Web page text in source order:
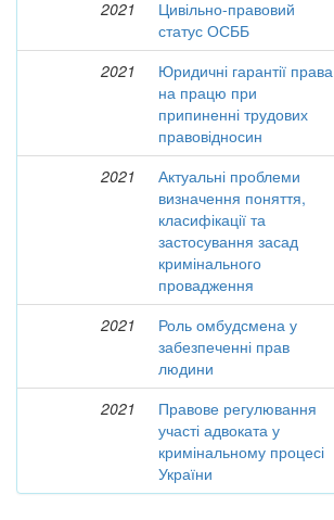
2021
Цивільно-правовий
статус ОСББ
2021
Юридичні гарантії права
на працю при
припиненні трудових
правовідносин
2021
Актуальні проблеми
визначення поняття,
класифікації та
застосування засад
кримінального
провадження
2021
Роль омбудсмена у
забезпеченні прав
людини
2021
Правове регулювання
участі адвоката у
кримінальному процесі
України